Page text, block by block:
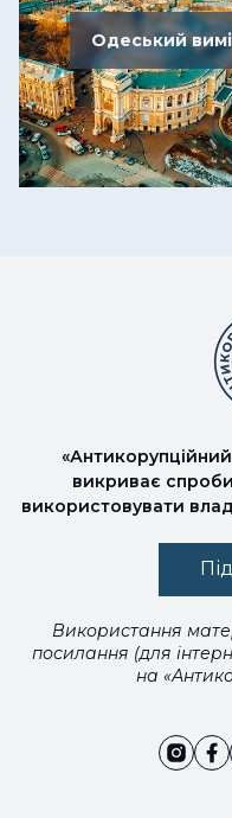
Одеський
викриває спроби
використовувати
Використання
посилання (для
на